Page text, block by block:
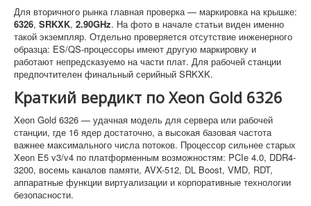
Для вторичного рынка главная проверка — маркировка на крышке:
6326, SRKXK, 2.90GHz. На фото в начале статьи виден именно
такой экземпляр. Отдельно проверяется отсутствие инженерного
образца: ES/QS-процессоры имеют другую маркировку и
работают непредсказуемо на части плат. Для рабочей станции
предпочтителен финальный серийный SRKXK.
Краткий вердикт по Xeon Gold 6326
Xeon Gold 6326 — удачная модель для сервера или рабочей
станции, где 16 ядер достаточно, а высокая базовая частота
важнее максимального числа потоков. Процессор сильнее старых
Xeon E5 v3/v4 по платформенным возможностям: PCIe 4.0, DDR4-
3200, восемь каналов памяти, AVX-512, DL Boost, VMD, RDT,
аппаратные функции виртуализации и корпоративные технологии
безопасности.